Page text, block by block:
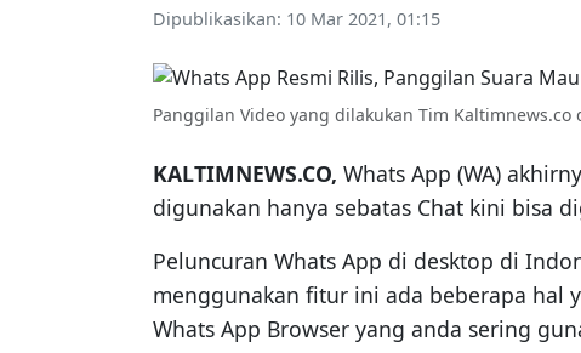
Dipublikasikan: 10 Mar 2021, 01:15
Panggilan Video yang dilakukan Tim
KALTIMNEWS.CO, Whats App (WA)
digunakan hanya sebatas Chat kini bisa
Peluncuran Whats App di desktop di
menggunakan fitur ini ada beberapa hal
Whats App Browser yang anda sering